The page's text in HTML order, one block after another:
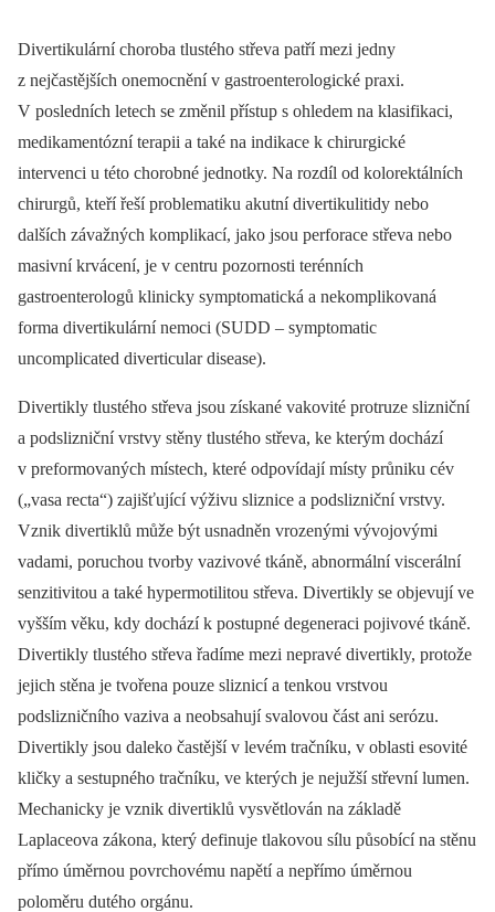
Divertikulární choroba tlustého střeva patří mezi jedny
z nejčastějších onemocnění v gastroenterologické praxi.
V posledních letech se změnil přístup s ohledem na klasifikaci,
medikamentózní terapii a také na indikace k chirurgické
intervenci u této chorobné jednotky. Na rozdíl od kolorektálních
chirurgů, kteří řeší problematiku akutní divertikulitidy nebo
dalších závažných komplikací, jako jsou perforace střeva nebo
masivní krvácení, je v centru pozornosti terénních
gastroenterologů klinicky symptomatická a nekomplikovaná
forma divertikulární nemoci (SUDD –⁠ symptomatic
uncomplicated diverticular disease).
Divertikly tlustého střeva jsou získané vakovité protruze slizniční
a podslizniční vrstvy stěny tlustého střeva, ke kterým dochází
v preformovaných místech, které odpovídají místy průniku cév
(„vasa recta“) zajišťující výživu sliznice a podslizniční vrstvy.
Vznik divertiklů může být usnadněn vrozenými vývojovými
vadami, poruchou tvorby vazivové tkáně, abnormální viscerální
senzitivitou a také hypermotilitou střeva. Divertikly se objevují ve
vyšším věku, kdy dochází k postupné degeneraci pojivové tkáně.
Divertikly tlustého střeva řadíme mezi nepravé divertikly, protože
jejich stěna je tvořena pouze sliznicí a tenkou vrstvou
podslizničního vaziva a neobsahují svalovou část ani serózu.
Divertikly jsou daleko častější v levém tračníku, v oblasti esovité
kličky a sestupného tračníku, ve kterých je nejužší střevní lumen.
Mechanicky je vznik divertiklů vysvětlován na základě
Laplaceova zákona, který definuje tlakovou sílu působící na stěnu
přímo úměrnou povrchovému napětí a nepřímo úměrnou
poloměru dutého orgánu.